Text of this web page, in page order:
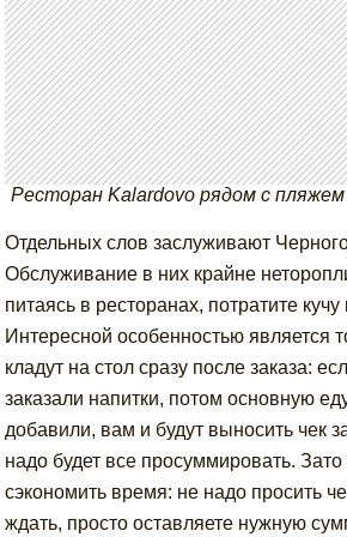
Ресторан Kalardovo рядом с
Отдельных слов заслуживают
Обслуживание в них крайне
питаясь в ресторанах, потратите
Интересной особенностью является
кладут на стол сразу после заказа:
заказали напитки, потом основную
добавили, вам и будут выносить чек
надо будет все просуммировать.
сэкономить время: не надо просить
ждать, просто оставляете нужную